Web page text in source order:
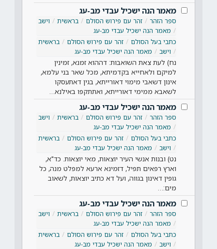
מאמר הנה ישכיל עבדי מב-עג
ספר הזהר זהר עם פירוש הסולם בראשית
וישב
מאמר הנה ישכיל עבדי מב-עג
כתבי בעל הסולם
זהר עם פירוש הסולם
בראשית
וישב
מאמר הנה ישכיל עבדי מב-עג
נח) לעת צאת השואבות: דההוא זמנא, זמינין
למיקם ולאחייא בקדמיתא, מכל שאר בני עלמא,
אינון דשאבי מימוי דאורייתא, בגין דאתעסקו
לשאבא ממימי דאורייתא, ואתתקפו באילנא…
מאמר הנה ישכיל עבדי מב-עג
ספר הזהר זהר עם פירוש הסולם בראשית
וישב
מאמר הנה ישכיל עבדי מב-עג
כתבי בעל הסולם
זהר עם פירוש הסולם
בראשית
וישב
מאמר הנה ישכיל עבדי מב-עג
נט) ובנות אנשי העיר יוצאות, מאי יוצאות. כד"א,
וארץ רפאים תפיל, דזמינא ארעא למפלט מנה, כל
גופין דאינון בגווה, ועל דא כתיב יוצאות, לשאוב
מים:…
מאמר הנה ישכיל עבדי מב-עג
ספר הזהר זהר עם פירוש הסולם בראשית
וישב
מאמר הנה ישכיל עבדי מב-עג
כתבי בעל הסולם
זהר עם פירוש הסולם
בראשית
וישב
מאמר הנה ישכיל עבדי מב-עג